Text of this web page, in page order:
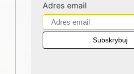
Adres email